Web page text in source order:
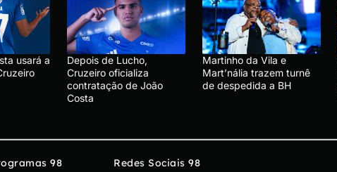
usará a
Depois de Lucho,
Cruzeiro oficializa
contratação de João
Costa
Martinho da Vila e
Mart’nália trazem turnê
de despedida a BH
98
Redes Sociais 98